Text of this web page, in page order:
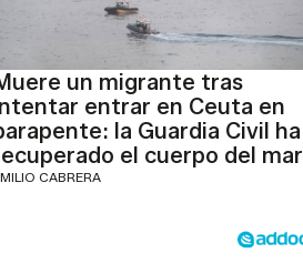
un migrante tras
entrar en Ceuta en
la Guardia Civil ha
el cuerpo del mar
CABRERA